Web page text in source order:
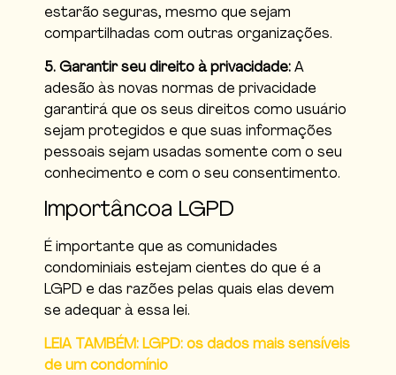
estarão seguras, mesmo que sejam
compartilhadas com outras organizações.
5. Garantir seu direito à privacidade: A
adesão às novas normas de privacidade
garantirá que os seus direitos como usuário
sejam protegidos e que suas informações
pessoais sejam usadas somente com o seu
conhecimento e com o seu consentimento.
Importâncoa LGPD
É importante que as comunidades
condominiais estejam cientes do que é a
LGPD e das razões pelas quais elas devem
se adequar à essa lei.
LEIA TAMBÉM: LGPD: os dados mais sensíveis
de um condomínio